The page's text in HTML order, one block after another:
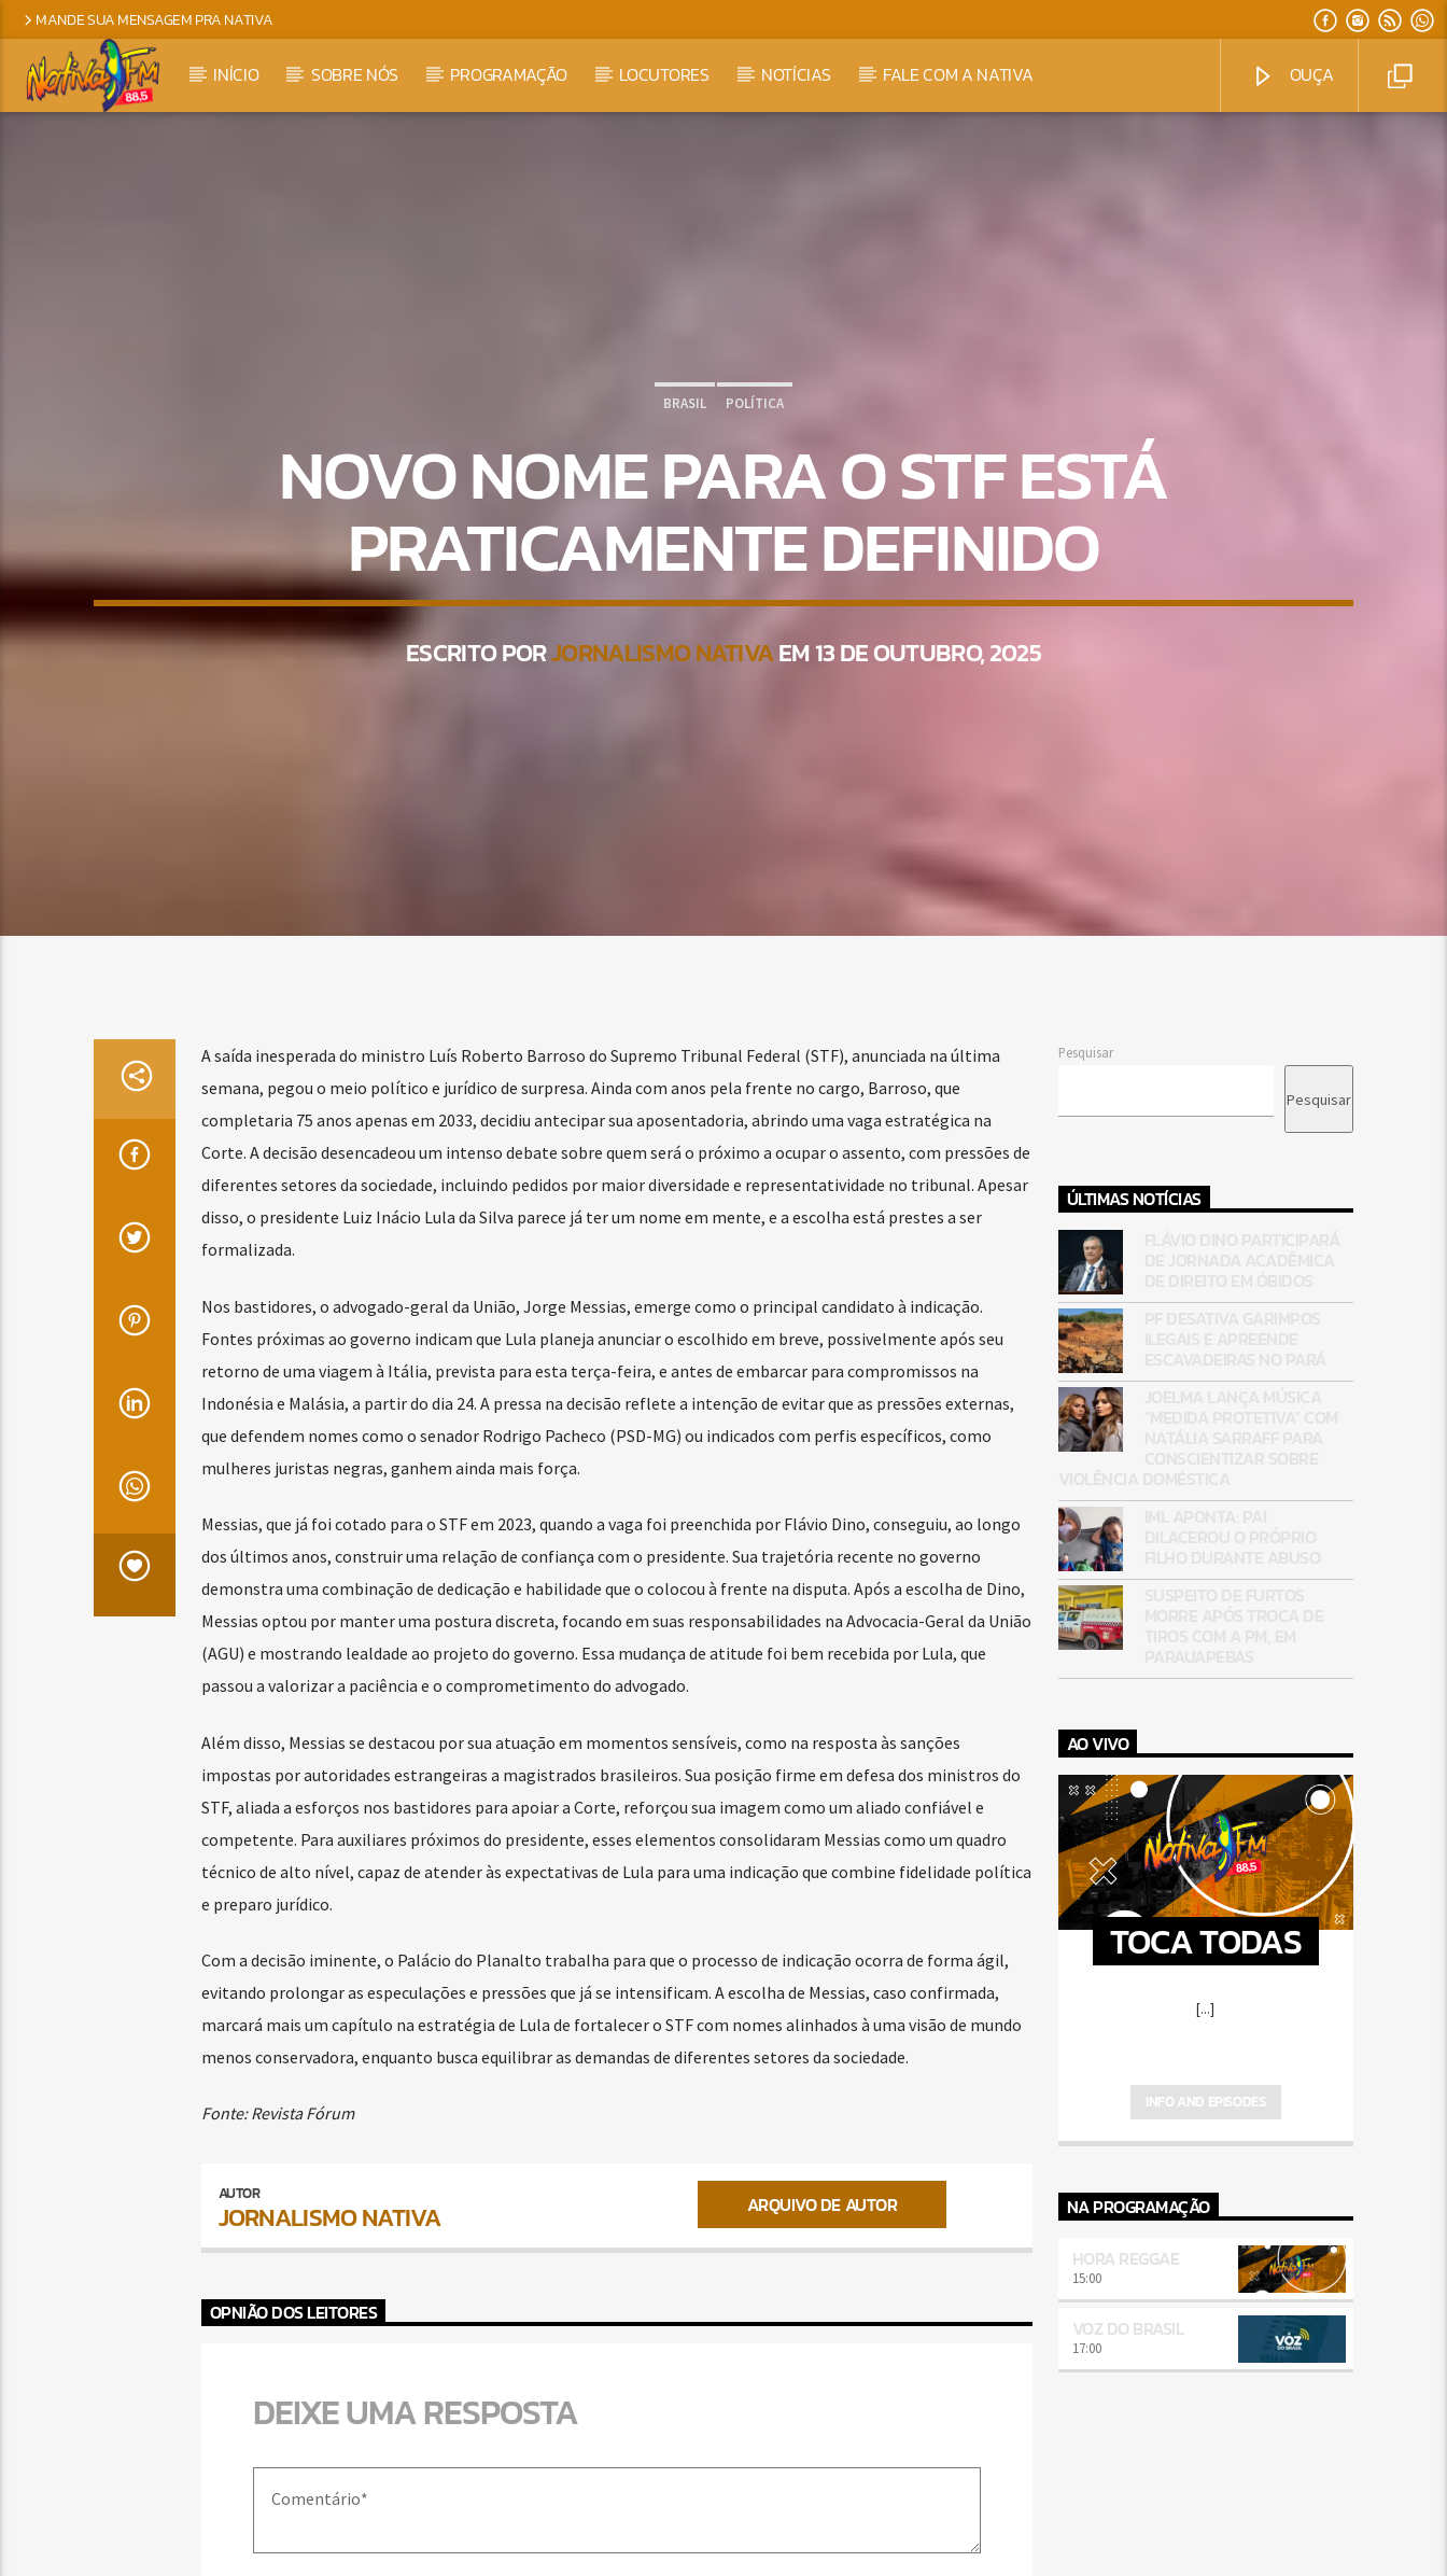
MANDE SUA MENSAGEM PRA NATIVA
INÍCIO SOBRE NÓS PROGRAMAÇÃO LOCUTORES NOTÍCIAS FALE COM A NATIVA OUÇA
BRASIL POLÍTICA
NOVO NOME PARA O STF ESTÁ
PRATICAMENTE DEFINIDO
ESCRITO PORJORNALISMO NATIVAEM 13 DE OUTUBRO, 2025
A saída inesperada do ministro Luís Roberto Barroso do Supremo Tribunal Federal (STF), anunciada na última
semana, pegou o meio político e jurídico de surpresa. Ainda com anos pela frente no cargo, Barroso, que
completaria 75 anos apenas em 2033, decidiu antecipar sua aposentadoria, abrindo uma vaga estratégica na
Corte. A decisão desencadeou um intenso debate sobre quem será o próximo a ocupar o assento, com pressões de
diferentes setores da sociedade, incluindo pedidos por maior diversidade e representatividade no tribunal. Apesar
disso, o presidente Luiz Inácio Lula da Silva parece já ter um nome em mente, e a escolha está prestes a ser
formalizada.
Nos bastidores, o advogado-geral da União, Jorge Messias, emerge como o principal candidato à indicação.
Fontes próximas ao governo indicam que Lula planeja anunciar o escolhido em breve, possivelmente após seu
retorno de uma viagem à Itália, prevista para esta terça-feira, e antes de embarcar para compromissos na
Indonésia e Malásia, a partir do dia 24. A pressa na decisão reflete a intenção de evitar que as pressões externas,
que defendem nomes como o senador Rodrigo Pacheco (PSD-MG) ou indicados com perfis específicos, como
mulheres juristas negras, ganhem ainda mais força.
Messias, que já foi cotado para o STF em 2023, quando a vaga foi preenchida por Flávio Dino, conseguiu, ao longo
dos últimos anos, construir uma relação de confiança com o presidente. Sua trajetória recente no governo
demonstra uma combinação de dedicação e habilidade que o colocou à frente na disputa. Após a escolha de Dino,
Messias optou por manter uma postura discreta, focando em suas responsabilidades na Advocacia-Geral da União
(AGU) e mostrando lealdade ao projeto do governo. Essa mudança de atitude foi bem recebida por Lula, que
passou a valorizar a paciência e o comprometimento do advogado.
Além disso, Messias se destacou por sua atuação em momentos sensíveis, como na resposta às sanções
impostas por autoridades estrangeiras a magistrados brasileiros. Sua posição firme em defesa dos ministros do
STF, aliada a esforços nos bastidores para apoiar a Corte, reforçou sua imagem como um aliado confiável e
competente. Para auxiliares próximos do presidente, esses elementos consolidaram Messias como um quadro
técnico de alto nível, capaz de atender às expectativas de Lula para uma indicação que combine fidelidade política
e preparo jurídico.
Com a decisão iminente, o Palácio do Planalto trabalha para que o processo de indicação ocorra de forma ágil,
evitando prolongar as especulações e pressões que já se intensificam. A escolha de Messias, caso confirmada,
marcará mais um capítulo na estratégia de Lula de fortalecer o STF com nomes alinhados à uma visão de mundo
menos conservadora, enquanto busca equilibrar as demandas de diferentes setores da sociedade.
Fonte: Revista Fórum
AUTOR
JORNALISMO NATIVA ARQUIVO DE AUTOR
OPNIÃO DOS LEITORES
DEIXE UMA RESPOSTA
Pesquisar
Pesquisar
ÚLTIMAS NOTÍCIAS
AO VIVO
TOCA TODAS
[...]
INFO AND EPISODES
NA PROGRAMAÇÃO
HORA REGGAE
15:00
VOZ DO BRASIL
17:00